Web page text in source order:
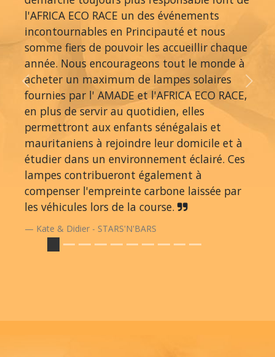
l'AFRICA ECO RACE un des événements
incontournables en Principauté et nous
somme fiers de pouvoir les accueillir chaque
année. Nous encourageons tout le monde à
acheter un maximum de lampes solaires
fournies par l' AMADE et l'AFRICA ECO RACE,
en plus de servir au quotidien, elles
permettront aux enfants sénégalais et
mauritaniens à rejoindre leur domicile et à
étudier dans un environnement éclairé. Ces
lampes contribueront également à
compenser l'empreinte carbone laissée par
les véhicules lors de la course.
Kate & Didier - STARS'N'BARS
Previous Next